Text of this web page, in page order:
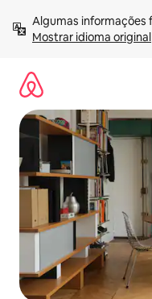
para
Mostrar idioma original